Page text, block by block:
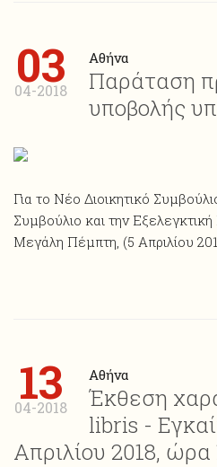
03
04-2018
Αθήνα
Παράταση
υποβολής
Για το Νέο Διοικητικό
Συμβούλιο και την
Μεγάλη Πέμπτη, (5 Απριλίου
13
04-2018
Αθήνα
Έκθεση
libris -
Απριλίου 2018, ώρα